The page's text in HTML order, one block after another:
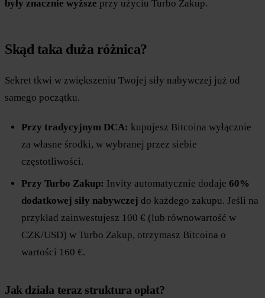
były znacznie wyższe przy użyciu Turbo Zakup.
Skąd taka duża różnica?
Sekret tkwi w zwiększeniu Twojej siły nabywczej już od
samego początku.
Przy tradycyjnym DCA: kupujesz Bitcoina wyłącznie
za własne środki, w wybranej przez siebie
częstotliwości.
Przy Turbo Zakup: Invity automatycznie dodaje 60%
dodatkowej siły nabywczej do każdego zakupu. Jeśli na
przykład zainwestujesz 100 € (lub równowartość w
CZK/USD) w Turbo Zakup, otrzymasz Bitcoina o
wartości 160 €.
Jak działa teraz struktura opłat?